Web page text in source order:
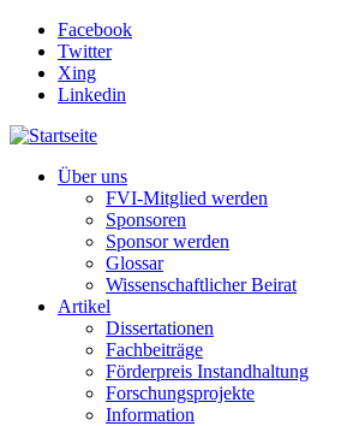
Direkt zum Inhalt
Facebook
Twitter
Xing
Linkedin
Über uns
FVI-Mitglied werden
Sponsoren
Sponsor werden
Glossar
Wissenschaftlicher Beirat
Artikel
Dissertationen
Fachbeiträge
Förderpreis Instandhaltung
Forschungsprojekte
Information